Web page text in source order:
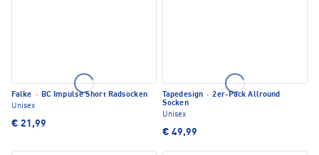
Falke · BC Impulse Short Radsocken
Unisex
€ 21,99
Tapedesign · 2er-Pack Allround
Socken
Unisex
€ 49,99